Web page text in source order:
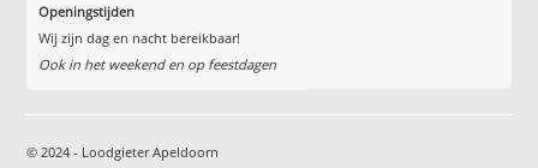
Openingstijden
Wij zijn dag en nacht bereikbaar!
Ook in het weekend en op feestdagen
© 2024 - Loodgieter Apeldoorn